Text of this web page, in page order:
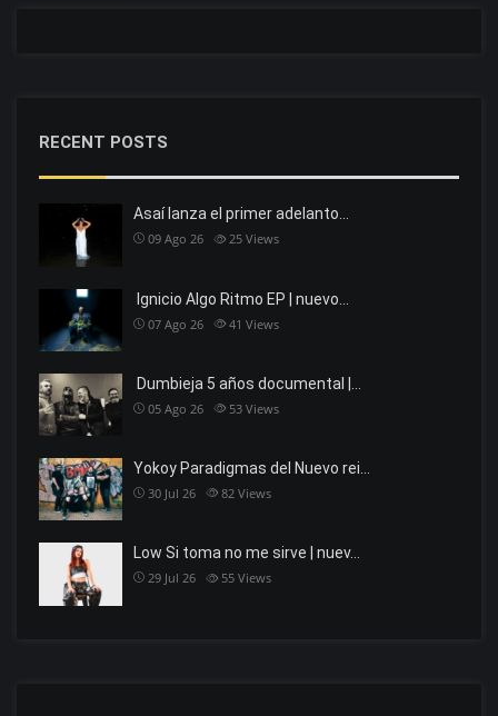
RECENT POSTS
Asaí lanza el primer adelanto…
09 Ago 26 25 Views
Ignicio Algo Ritmo EP | nuevo…
07 Ago 26 41 Views
Dumbieja 5 años documental |…
05 Ago 26 53 Views
Yokoy Paradigmas del Nuevo rei…
30 Jul 26 82 Views
Low Si toma no me sirve | nuev…
29 Jul 26 55 Views